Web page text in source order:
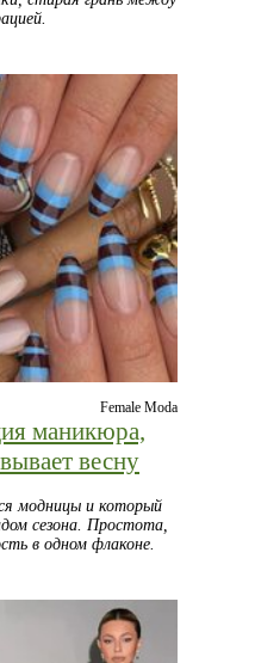
Female Moda
маникюра,
весну
модницы и который
сезона. Простота,
в одном флаконе.